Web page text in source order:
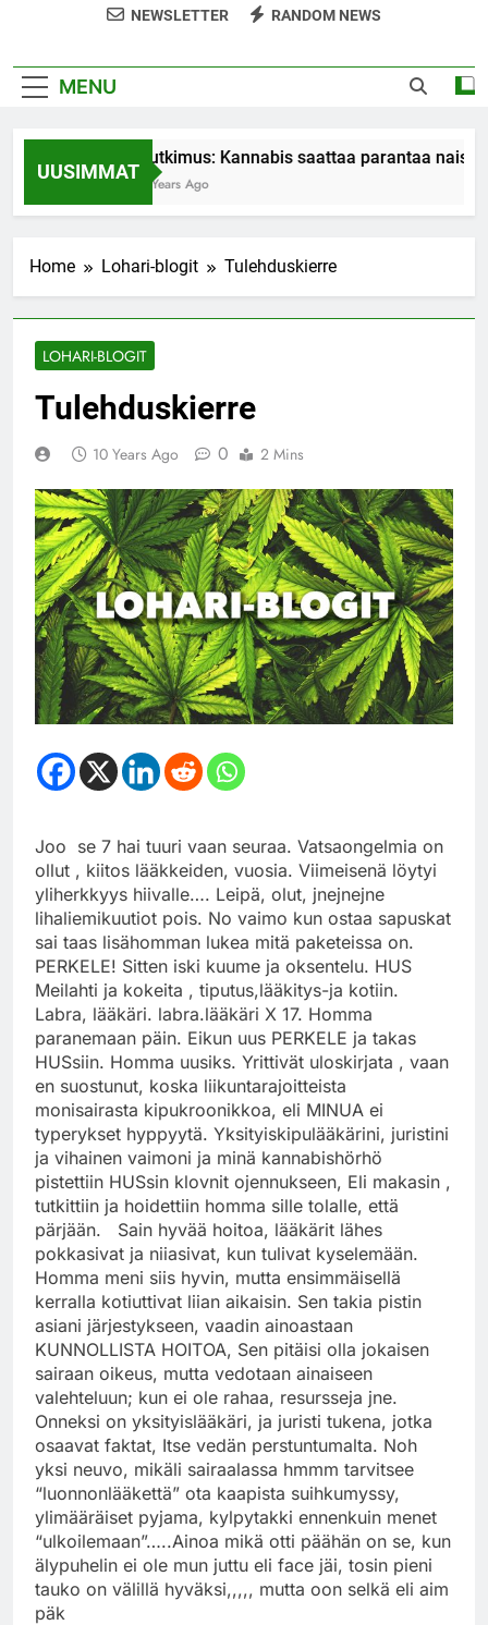
NEWSLETTER RANDOM NEWS
MENU
UUSIMMAT
Tutkimus: Kannabis saattaa parantaa
7 Years Ago
Home Lohari-blogit Tulehduskierre
LOHARI-BLOGIT
Tulehduskierre
10 Years Ago 0 2 Mins
Joo se 7 hai tuuri vaan seuraa. Vatsaongelmia on
ollut , kiitos lääkkeiden, vuosia. Viimeisenä löytyi
yliherkkyys hiivalle…. Leipä, olut, jnejnejne
lihaliemikuutiot pois. No vaimo kun ostaa sapuskat
sai taas lisähomman lukea mitä paketeissa on.
PERKELE! Sitten iski kuume ja oksentelu. HUS
Meilahti ja kokeita , tiputus,lääkitys-ja kotiin.
Labra, lääkäri. labra.lääkäri X 17. Homma
paranemaan päin. Eikun uus PERKELE ja takas
HUSsiin. Homma uusiks. Yrittivät uloskirjata , vaan
en suostunut, koska liikuntarajoitteista
monisairasta kipukroonikkoa, eli MINUA ei
typerykset hyppyytä. Yksityiskipulääkärini, juristini
ja vihainen vaimoni ja minä kannabishörhö
pistettiin HUSsin klovnit ojennukseen, Eli makasin ,
tutkittiin ja hoidettiin homma sille tolalle, että
pärjään. Sain hyvää hoitoa, lääkärit lähes
pokkasivat ja niiasivat, kun tulivat kyselemään.
Homma meni siis hyvin, mutta ensimmäisellä
kerralla kotiuttivat liian aikaisin. Sen takia pistin
asiani järjestykseen, vaadin ainoastaan
KUNNOLLISTA HOITOA, Sen pitäisi olla jokaisen
sairaan oikeus, mutta vedotaan ainaiseen
valehteluun; kun ei ole rahaa, resursseja jne.
Onneksi on yksityislääkäri, ja juristi tukena, jotka
osaavat faktat, Itse vedän perstuntumalta. Noh
yksi neuvo, mikäli sairaalassa hmmm tarvitsee
“luonnonlääkettä” ota kaapista suihkumyssy,
ylimääräiset pyjama, kylpytakki ennenkuin menet
“ulkoilemaan”…..Ainoa mikä otti päähän on se, kun
älypuhelin ei ole mun juttu eli face jäi, tosin pieni
tauko on välillä hyväksi,,,,, mutta oon selkä eli aim
päk